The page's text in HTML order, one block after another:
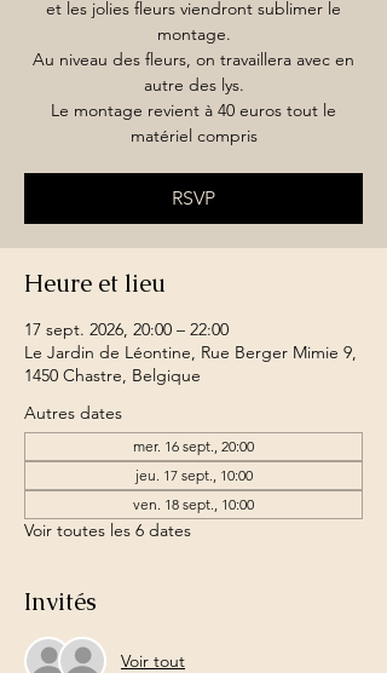
et les jolies fleurs viendront sublimer le
montage.
Au niveau des fleurs, on travaillera avec en
autre des lys.
Le montage revient à 40 euros tout le
matériel compris
RSVP
Heure et lieu
17 sept. 2026, 20:00 – 22:00
Le Jardin de Léontine, Rue Berger Mimie 9,
1450 Chastre, Belgique
Autres dates
mer. 16 sept., 20:00
jeu. 17 sept., 10:00
ven. 18 sept., 10:00
Voir toutes les 6 dates
Invités
Voir tout